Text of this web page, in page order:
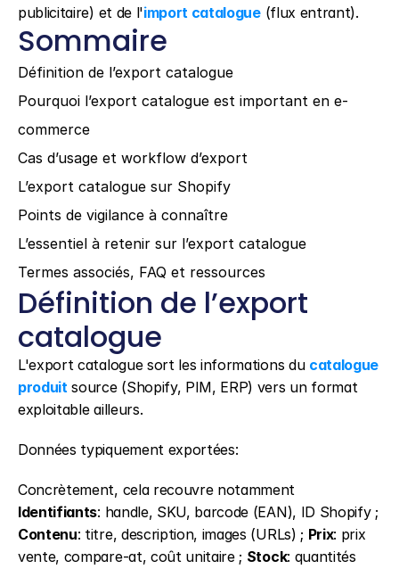
publicitaire) et de l'import catalogue (flux entrant).
Sommaire
Définition de l’export catalogue
Pourquoi l’export catalogue est important en e-
commerce
Cas d’usage et workflow d’export
L’export catalogue sur Shopify
Points de vigilance à connaître
L’essentiel à retenir sur l’export catalogue
Termes associés, FAQ et ressources
Définition de l’export
catalogue
L'export catalogue sort les informations du catalogue
produit source (Shopify, PIM, ERP) vers un format
exploitable ailleurs.
Données typiquement exportées:
Identifiants
Contenu: titre, description, images (URLs) ; Prix: prix
vente, compare-at, coût unitaire ; Stock: quantités